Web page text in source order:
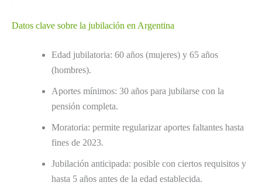
Datos clave sobre la jubilación en Argentina
Edad jubilatoria: 60 años (mujeres) y 65 años
(hombres).
Aportes mínimos: 30 años para jubilarse con la
pensión completa.
Moratoria: permite regularizar aportes faltantes hasta
fines de 2023.
Jubilación anticipada: posible con ciertos requisitos y
hasta 5 años antes de la edad establecida.